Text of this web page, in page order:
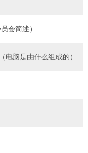
会简述)
电脑是由什么组成的）